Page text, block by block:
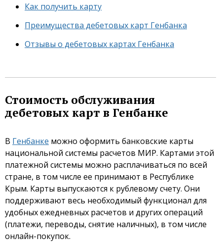
Как получить карту
Преимущества дебетовых карт Генбанка
Отзывы о дебетовых картах Генбанка
Стоимость обслуживания
дебетовых карт в Генбанке
В Генбанке можно оформить банковские карты
национальной системы расчетов МИР. Картами этой
платежной системы можно расплачиваться по всей
стране, в том числе ее принимают в Республике
Крым. Карты выпускаются к рублевому счету. Они
поддерживают весь необходимый функционал для
удобных ежедневных расчетов и других операций
(платежи, переводы, снятие наличных), в том числе
онлайн-покупок.